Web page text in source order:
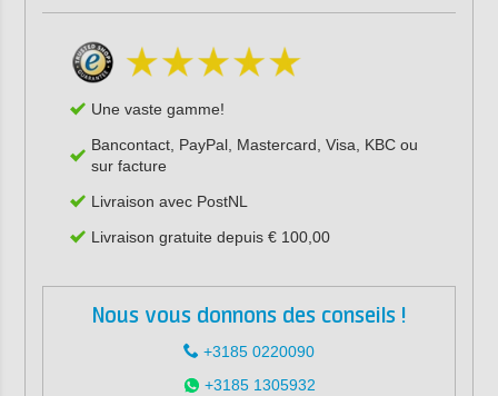
Une vaste gamme!
Bancontact, PayPal, Mastercard, Visa, KBC ou
sur facture
Livraison avec PostNL
Livraison gratuite depuis € 100,00
Nous vous donnons des conseils !
+3185 0220090
+3185 1305932